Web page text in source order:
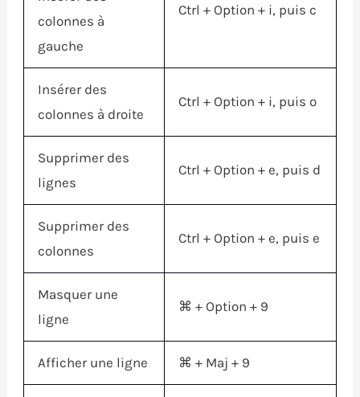
colonnes à
gauche
Ctrl + Option + i, puis c
Insérer des
colonnes à droite
Ctrl + Option + i, puis o
Supprimer des
lignes
Ctrl + Option + e, puis d
Supprimer des
colonnes
Ctrl + Option + e, puis e
Masquer une
ligne
⌘ + Option + 9
Afficher une ligne ⌘ + Maj + 9